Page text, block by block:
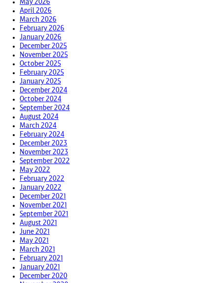
May 2026
April 2026
March 2026
February 2026
January 2026
December 2025
November 2025
October 2025
February 2025
January 2025
December 2024
October 2024
September 2024
August 2024
March 2024
February 2024
December 2023
November 2023
September 2022
May 2022
February 2022
January 2022
December 2021
November 2021
September 2021
August 2021
June 2021
May 2021
March 2021
February 2021
January 2021
December 2020